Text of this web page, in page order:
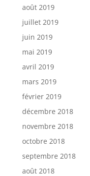
août 2019
juillet 2019
juin 2019
mai 2019
avril 2019
mars 2019
février 2019
décembre 2018
novembre 2018
octobre 2018
septembre 2018
août 2018